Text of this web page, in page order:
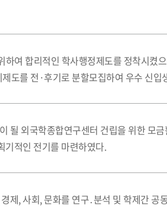
여 합리적인 학사행정제도를 정착시켰
도를 전·후기로 분할모집하여 우수 신입
될 외국학종합연구센터 건립을 위한 모
기적인 전기를 마련하였다.
제, 사회, 문화를 연구․분석 및 학제간